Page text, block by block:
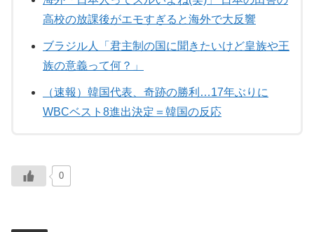
高校の放課後がエモすぎると海外で大反響
ブラジル人「君主制の国に聞きたいけど皇族や王
族の意義って何？」
（速報）韓国代表、奇跡の勝利…17年ぶりに
WBCベスト8進出決定＝韓国の反応
0